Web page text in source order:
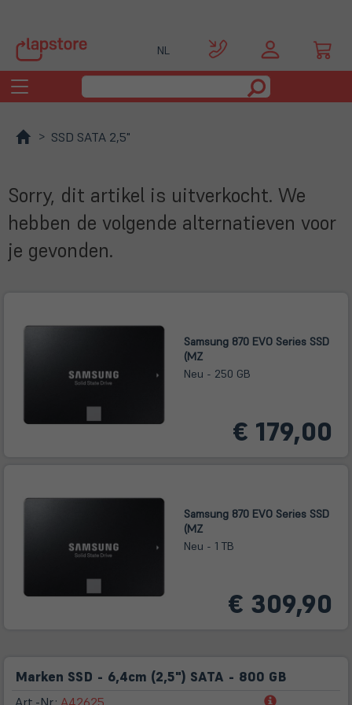
NL
Toggle
navigation
SSD SATA 2,5"
Sorry, dit artikel is uitverkocht. We
hebben de volgende alternatieven voor
je gevonden.
Samsung 870 EVO Series SSD
(MZ
Neu - 250 GB
€ 179,00
Samsung 870 EVO Series SSD
(MZ
Neu - 1 TB
€ 309,90
Marken SSD - 6,4cm (2,5") SATA - 800 GB
Art.-Nr.: A42625
(öffnet